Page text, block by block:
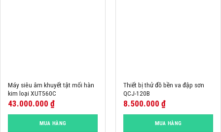
Máy siêu âm khuyết tật mối hàn
kim loại XUT560C
43.000.000 ₫
MUA HÀNG
Thiết bị thử đồ bền va đập sơn
QCJ-120B
8.500.000 ₫
MUA HÀNG